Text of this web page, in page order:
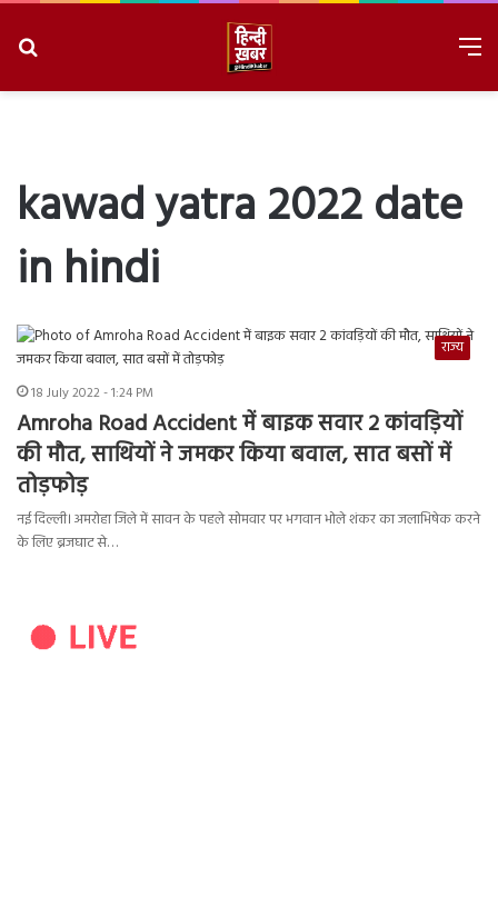
kawad yatra 2022 date
in hindi
राज्य
18 July 2022 - 1:24 PM
Amroha Road Accident में बाइक सवार 2 कांवड़ियों
की मौत, साथियों ने जमकर किया बवाल, सात बसों में
तोड़फोड़
नई दिल्ली। अमरोहा जिले में सावन के पहले सोमवार पर भगवान भोले शंकर का जलाभिषेक करने
के लिए ब्रजघाट से…